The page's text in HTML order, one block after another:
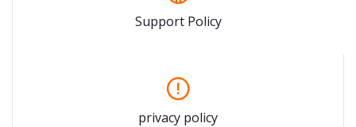
Support Policy
privacy policy